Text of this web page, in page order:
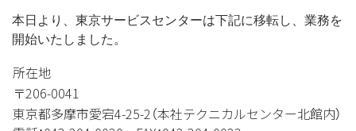
日
本日より、東京サービスセンターは下記に移転し、業務を
開始いたしました。
所在地
〒206-0041
東京都多摩市愛宕4-25-2（本社テクニカルセンター北館内）